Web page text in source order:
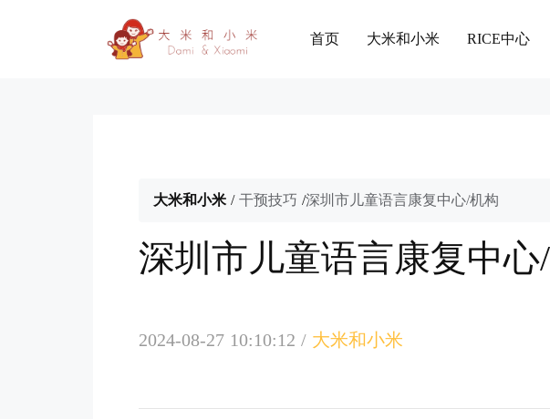
首页 大米和小米 RICE中心
大米和小米 / 干预技巧 /深圳市儿童语言康复中心/机构
深圳市儿童语言康复中心
2024-08-27 10:10:12 / 大米和小米